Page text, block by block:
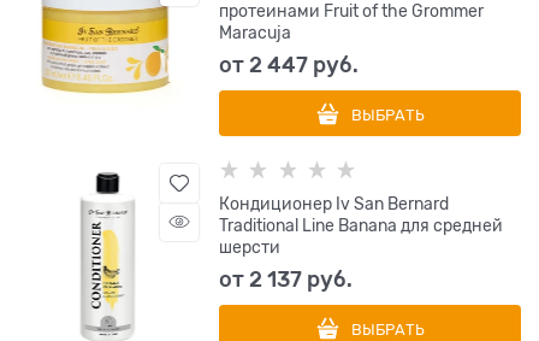
протеинами Fruit of the Grommer
Maracuja
от2 447 руб.
ВЫБРАТЬ
Кондиционер Iv San Bernard
Traditional Line Banana для средней
шерсти
от2 137 руб.
ВЫБРАТЬ